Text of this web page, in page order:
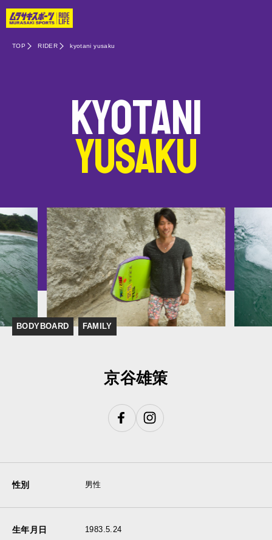
TOP RIDER kyotani yusaku
kyotani
yusaku
BODYBOARD FAMILY
京谷雄策
性別 男性
生年月日 1983.5.24